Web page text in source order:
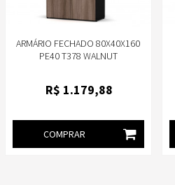
ARMÁRIO FECHADO 80X40X160
PE40 T378 WALNUT
R$ 1.179,88
COMPRAR